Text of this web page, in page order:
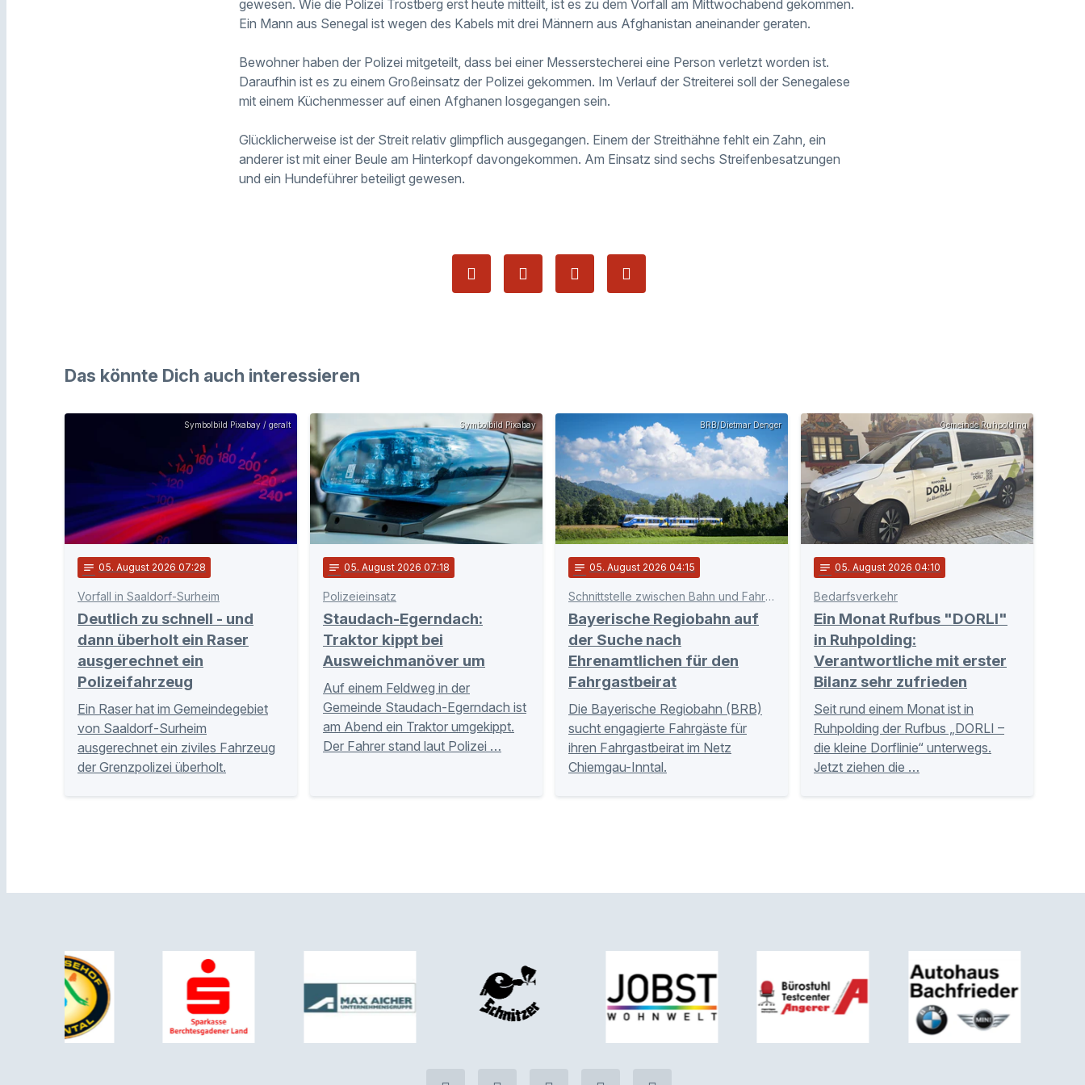
gewesen. Wie die Polizei Trostberg erst heute mitteilt, ist es zu dem Vorfall am Mittwochabend gekommen.
Ein Mann aus Senegal ist wegen des Kabels mit drei Männern aus Afghanistan aneinander geraten.
Bewohner haben der Polizei mitgeteilt, dass bei einer Messerstecherei eine Person verletzt worden ist.
Daraufhin ist es zu einem Großeinsatz der Polizei gekommen. Im Verlauf der Streiterei soll der Senegalese
mit einem Küchenmesser auf einen Afghanen losgegangen sein.
Glücklicherweise ist der Streit relativ glimpflich ausgegangen. Einem der Streithähne fehlt ein Zahn, ein
anderer ist mit einer Beule am Hinterkopf davongekommen. Am Einsatz sind sechs Streifenbesatzungen
und ein Hundeführer beteiligt gewesen.
Das könnte Dich auch interessieren
Symbolbild Pixabay / geralt
notes 05. August 2026 07:28
Vorfall in Saaldorf-Surheim
Deutlich zu schnell - und
dann überholt ein Raser
ausgerechnet ein
Polizeifahrzeug
Ein Raser hat im Gemeindegebiet
von Saaldorf-Surheim
ausgerechnet ein ziviles Fahrzeug
der Grenzpolizei überholt.
Symbolbild Pixabay
notes 05. August 2026 07:18
Polizeieinsatz
Staudach-Egerndach:
Traktor kippt bei
Ausweichmanöver um
Auf einem Feldweg in der
Gemeinde Staudach-Egerndach ist
am Abend ein Traktor umgekippt.
Der Fahrer stand laut Polizei …
BRB/Dietmar Denger
notes 05. August 2026 04:15
Schnittstelle zwischen Bahn und Fahrgästen
Bayerische Regiobahn auf
der Suche nach
Ehrenamtlichen für den
Fahrgastbeirat
Die Bayerische Regiobahn (BRB)
sucht engagierte Fahrgäste für
ihren Fahrgastbeirat im Netz
Chiemgau-Inntal.
Gemeinde Ruhpolding
notes 05. August 2026 04:10
Bedarfsverkehr
Ein Monat Rufbus "DORLI"
in Ruhpolding:
Verantwortliche mit erster
Bilanz sehr zufrieden
Seit rund einem Monat ist in
Ruhpolding der Rufbus „DORLI –
die kleine Dorflinie“ unterwegs.
Jetzt ziehen die …